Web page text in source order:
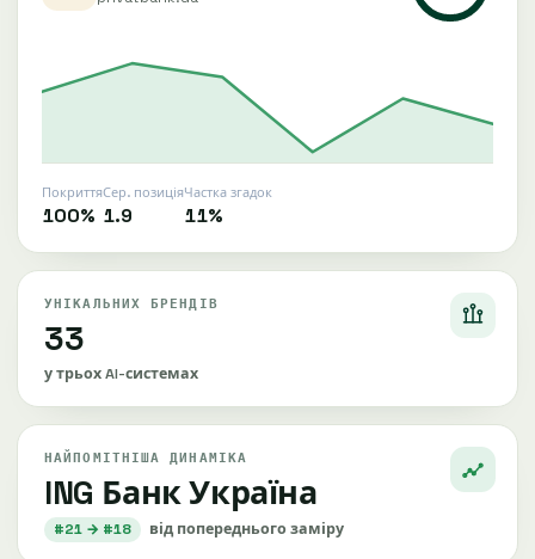
Покриття
100%
Сер. позиція
1.9
Частка згадок
11%
УНІКАЛЬНИХ БРЕНДІВ
33
у трьох AI-системах
НАЙПОМІТНІША ДИНАМІКА
ING Банк Україна
#21 → #18 від попереднього заміру